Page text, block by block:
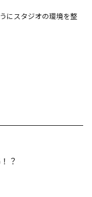
にスタジオの環境を整
？